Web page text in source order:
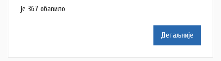
š
a
је 367 обавило
Детаљније